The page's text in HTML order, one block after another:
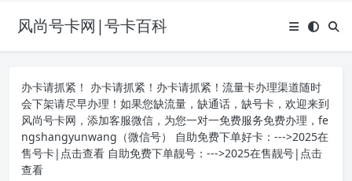
风尚号卡网|号卡百科
办卡请抓紧！ 办卡请抓紧！办卡请抓紧！流量卡办理渠道随时
会下架请尽早办理！如果您缺流量，缺通话，缺号卡，欢迎来到
风尚号卡网，添加客服微信，为您一对一免费服务免费办理，fe
ngshangyunwang（微信号） 自助免费下单好卡：--->2025在
售号卡|点击查看 自助免费下单靓号：--->2025在售靓号|点击
查看